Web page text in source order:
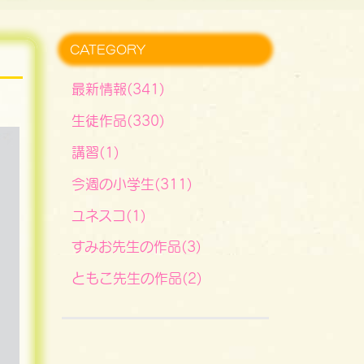
CATEGORY
最新情報(341)
生徒作品(330)
講習(1)
今週の小学生(311)
ユネスコ(1)
すみお先生の作品(3)
ともこ先生の作品(2)